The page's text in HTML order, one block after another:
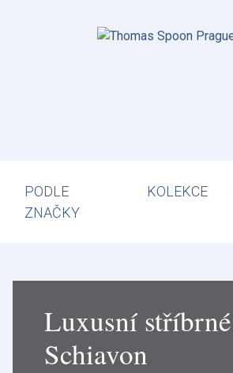
PODLE
ZNAČKY
KOLEKCE
Luxusní
Schiavon